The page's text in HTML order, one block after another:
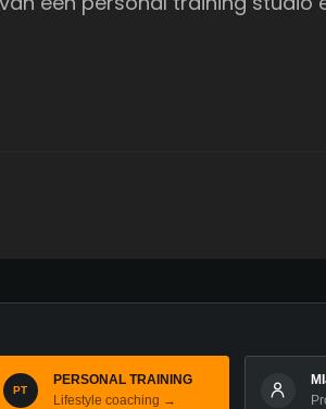
PT
PERSONAL TRAINING
Lifestyle coaching →